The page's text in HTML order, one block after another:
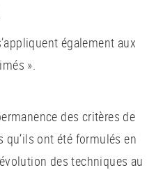
également aux
».
des critères de
qu’ils ont été formulés en
des techniques au